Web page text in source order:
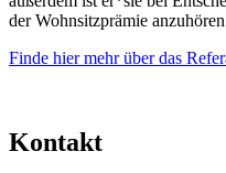
der Wohnsitzprämie
Finde hier mehr über das
Kontakt